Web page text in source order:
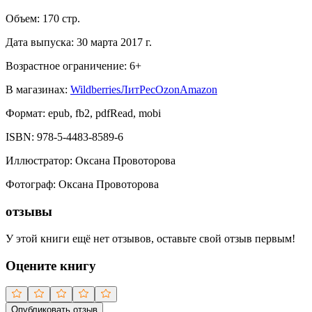
Объем: 170 стр.
Дата выпуска: 30 марта 2017 г.
Возрастное ограничение: 6+
В магазинах: WildberriesЛитРесOzonAmazon
Формат: epub, fb2, pdfRead, mobi
ISBN: 978-5-4483-8589-6
Иллюстратор: Оксана Провоторова
Фотограф: Оксана Провоторова
отзывы
У этой книги ещё нет отзывов, оставьте свой отзыв первым!
Оцените книгу
Опубликовать отзыв